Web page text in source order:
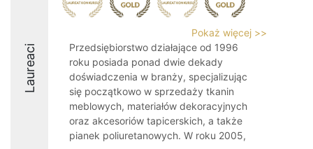
Laureaci
Pokaż więcej >>
Przedsiębiorstwo działające od 1996
roku posiada ponad dwie dekady
doświadczenia w branży, specjalizując
się początkowo w sprzedaży tkanin
meblowych, materiałów dekoracyjnych
oraz akcesoriów tapicerskich, a także
pianek poliuretanowych. W roku 2005,